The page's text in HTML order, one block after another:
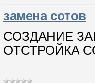
замена сотов
СОЗДАНИЕ
ОТСТРОЙКА